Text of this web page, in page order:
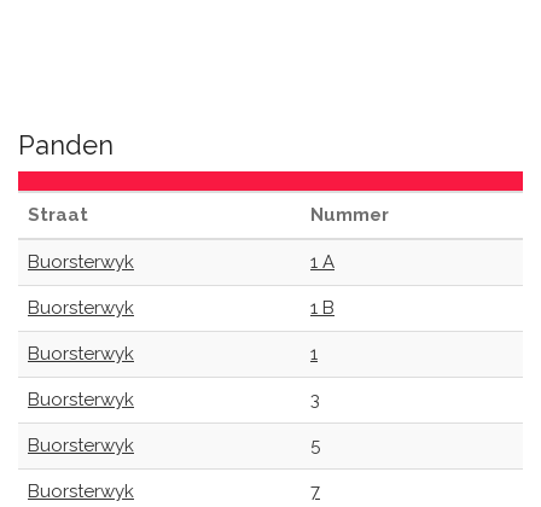
Panden
Straat Nummer
Buorsterwyk 1 A
Buorsterwyk 1 B
Buorsterwyk 1
Buorsterwyk 3
Buorsterwyk 5
Buorsterwyk 7